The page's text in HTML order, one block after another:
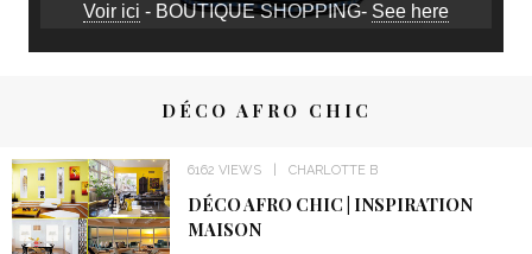
Voir ici - BOUTIQUE SHOPPING- See here
DÉCO AFRO CHIC
6162 VIEWS CHARLOTTE B
DÉCO AFRO CHIC | INSPIRATION
MAISON